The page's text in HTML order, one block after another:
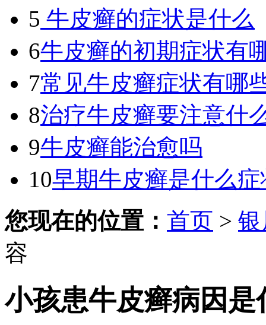
5 牛皮癣的症状是什么
6牛皮癣的初期症状有
7常见牛皮癣症状有哪
8治疗牛皮癣要注意什
9牛皮癣能治愈吗
10早期牛皮癣是什么症
您现在的位置： 首页 >
容
小孩患牛皮癣病因是